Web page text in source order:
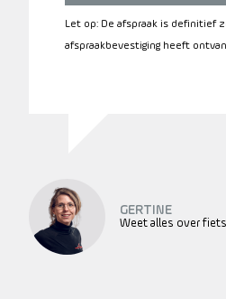
Let op: De afspraak is definitief
afspraakbevestiging heeft
GERTINE
Weet alles over